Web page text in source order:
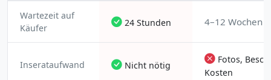
Wartezeit auf
Käufer
24 Stunden 4–12 Wochen
Inserataufwand Nicht nötig
Fotos,
Kosten